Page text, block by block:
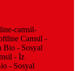
camsil-
Camsil -
Bio - Sosyal
- İz
- Sosyal